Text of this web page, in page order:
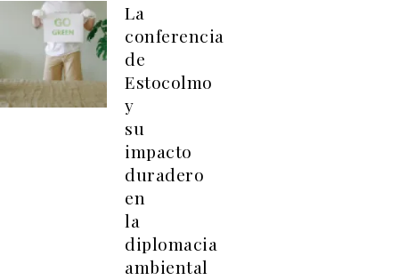
La
conferencia
de
Estocolmo
y
su
impacto
duradero
en
la
diplomacia
ambiental